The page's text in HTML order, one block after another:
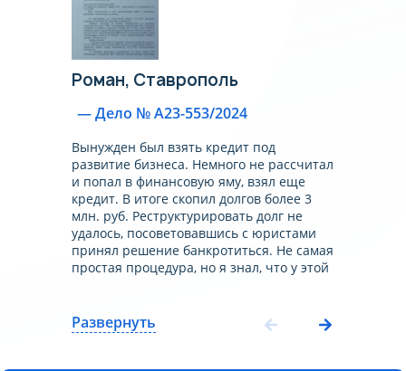
Роман, Ставрополь
— Дело № А23-553/2024
Вынужден был взять кредит под
развитие бизнеса. Немного не рассчитал
и попал в финансовую яму, взял еще
кредит. В итоге скопил долгов более 3
млн. руб. Реструктурировать долг не
удалось, посоветовавшись с юристами
принял решение банкротиться. Не самая
простая процедура, но я знал, что у этой
признали банкротом. Долг списали в
полном объеме. Могу смело
Развернуть